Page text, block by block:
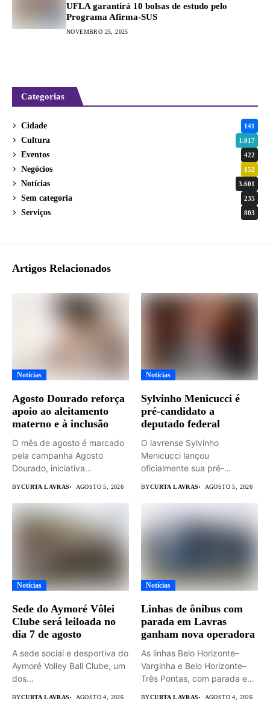
UFLA garantirá 10 bolsas de estudo pelo
Programa Afirma-SUS
NOVEMBRO 25, 2025
Categorias
Cidade 141
Cultura 1.017
Eventos 422
Negócios 152
Notícias 3.601
Sem categoria 235
Serviços 803
Artigos Relacionados
Notícias
Agosto Dourado reforça
apoio ao aleitamento
materno e à inclusão
O mês de agosto é marcado
pela campanha Agosto
Dourado, iniciativa
BYCURTA LAVRAS AGOSTO 5, 2026
Notícias
Sylvinho Menicucci é
pré-candidato a
deputado federal
O lavrense Sylvinho
Menicucci lançou
oficialmente sua pré-
BYCURTA LAVRAS AGOSTO 5, 2026
Notícias
Sede do Aymoré Vôlei
Clube será leiloada no
dia 7 de agosto
A sede social e desportiva do
Aymoré Volley Ball Clube, um
dos...
BYCURTA LAVRAS AGOSTO 4, 2026
Notícias
Linhas de ônibus com
parada em Lavras
ganham nova operadora
As linhas Belo Horizonte–
Varginha e Belo Horizonte–
Três Pontas, com parada em
BYCURTA LAVRAS AGOSTO 4, 2026